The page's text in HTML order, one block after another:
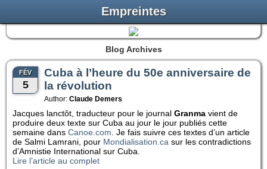
Empreintes
Blog Archives
FÉV
5
Cuba à l’heure du 50e anniversaire de
la révolution
Author: Claude Demers
Jacques lanctôt, traducteur pour le journal Granma vient de
produire deux texte sur Cuba au jour le jour publiés cette
semaine dans Canoe.com . Je fais suivre ces textes d’un article
de Salmi Lamrani, pour Mondialisation.ca sur les contradictions
d’Amnistie International sur Cuba.
Lire l’article au complet